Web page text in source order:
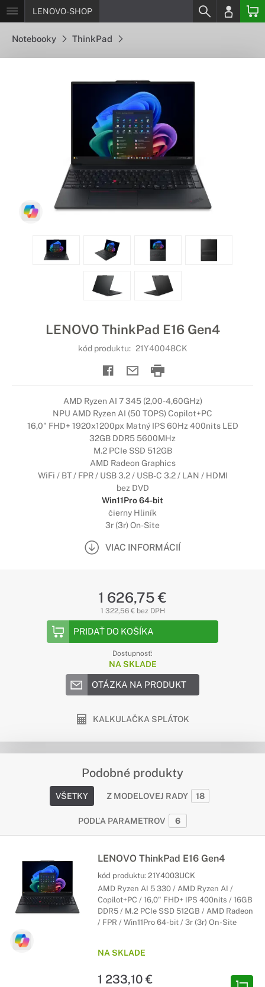
LENOVO-SHOP
Notebooky ThinkPad
LENOVO ThinkPad E16 Gen4
kód produktu: 21Y40048CK
AMD Ryzen AI 7 345 (2,00-4,60GHz)
NPU AMD Ryzen AI (50 TOPS) Copilot+PC
16,0" FHD+ 1920x1200px Matný IPS 60Hz 400nits LED
32GB DDR5 5600MHz
M.2 PCIe SSD 512GB
AMD Radeon Graphics
WiFi / BT / FPR / USB 3.2 / USB-C 3.2 / LAN / HDMI
bez DVD
Win11Pro 64-bit
čierny Hliník
3r (3r) On-Site
VIAC INFORMÁCIÍ
1 626,75 €
1 322,56 € bez DPH
PRIDAŤ DO KOŠÍKA
Dostupnosť:
NA SKLADE
OTÁZKA NA PRODUKT
KALKULAČKA SPLÁTOK
Podobné produkty
VŠETKY Z MODELOVEJ RADY 18
PODĽA PARAMETROV 6
LENOVO ThinkPad E16 Gen4
kód produktu: 21Y4003UCK
AMD Ryzen AI 5 330 / AMD Ryzen AI /
Copilot+PC / 16,0" FHD+ IPS 400nits / 16GB
DDR5 / M.2 PCIe SSD 512GB / AMD Radeon
/ FPR / Win11Pro 64-bit / 3r (3r) On-Site
NA SKLADE
1 233,10 €